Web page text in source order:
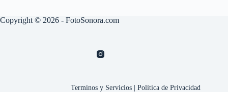
Copyright © 2026 - FotoSonora.com
Terminos y Servicios |Política de Privacidad